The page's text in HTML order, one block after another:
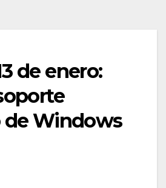
de enero:
Windows